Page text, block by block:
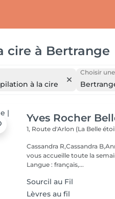
cire à Bertrange
à la cire
Choisir
Yves Rocher
1, Route d'Arlon (La Belle
Cassandra R,Cassandra
vous accueille toute la
Langue : français,...
Sourcil au Fil
Lèvres au fil